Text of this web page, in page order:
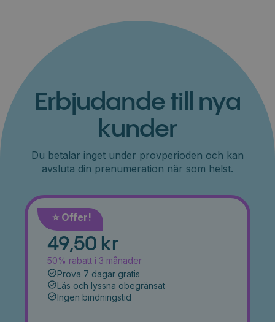
Erbjudande till nya
kunder
Du betalar inget under provperioden och kan
avsluta din prenumeration när som helst.
⭐️ Offer!
Månad
49,50 kr
50% rabatt i 3 månader
Prova 7 dagar gratis
Läs och lyssna obegränsat
Ingen bindningstid